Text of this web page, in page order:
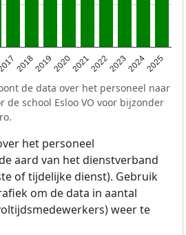
20182019202020212022202320242025
de data over het personeel naar
de school Esloo VO voor bijzonder
het personeel
aard van het dienstverband
of tijdelijke dienst). Gebruik
om de data in aantal
weer te